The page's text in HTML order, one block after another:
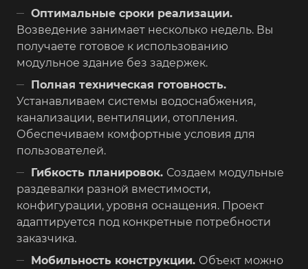
Оптимальные сроки реализации.
Возведение занимает несколько недель. Вы
получаете готовое к использованию
модульное здание без задержек.
Полная техническая готовность.
Устанавливаем системы водоснабжения,
канализации, вентиляции, отопления.
Обеспечиваем комфортные условия для
пользователей.
Гибкость планировок. Создаем модульные
раздевалки разной вместимости,
конфигурации, уровня оснащения. Проект
адаптируется под конкретные потребности
заказчика.
Мобильность конструкции. Объект можно